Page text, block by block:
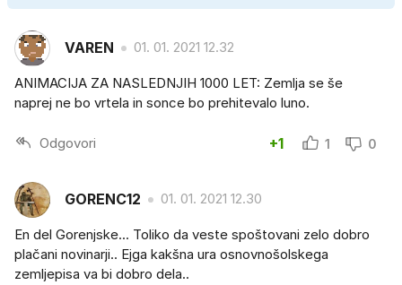
VAREN 01. 01. 2021 12.32
ANIMACIJA ZA NASLEDNJIH 1000 LET: Zemlja se še
naprej ne bo vrtela in sonce bo prehitevalo luno.
Odgovori +1 1 0
GORENC12 01. 01. 2021 12.30
En del Gorenjske... Toliko da veste spoštovani zelo dobro
plačani novinarji.. Ejga kakšna ura osnovnošolskega
zemljepisa va bi dobro dela..